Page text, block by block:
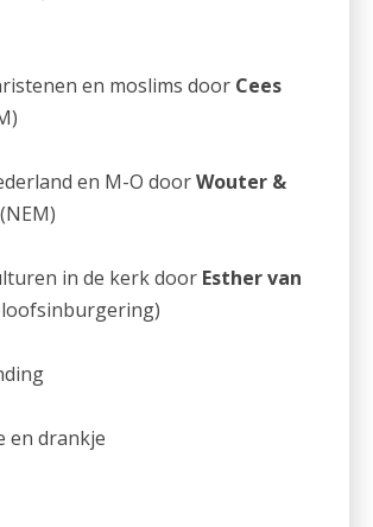
en moslims door Cees
en M-O doorWouter &
(NEM)
in de kerk door Esther van
en drankje